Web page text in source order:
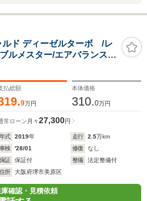
ド ディーゼルターボ /レ
ルメスター/エアバランス
ンク/黒革/前席パワーシー
ヒーター/アンビエントラ
払総額
9万円
本体価格
310.0万円
常ローン 月々27,300円
年式 2019年 走行 2.5万km
車検
'28/01 修復
なし
保証
保証付 整備
法定整備付
住所
大阪府堺市美原区
確認・見積依頼